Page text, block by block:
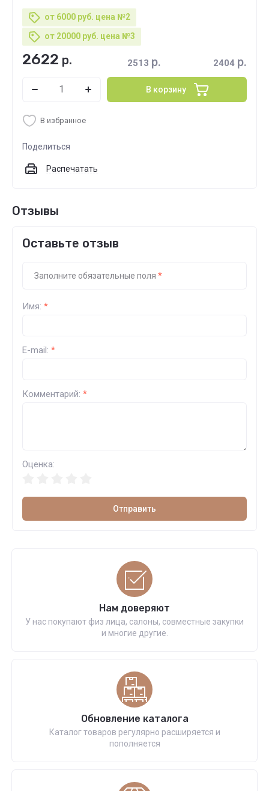
от 6000 руб. цена №2
от 20000 руб. цена №3
2622 р. 2513 р. 2404 р.
В корзину
В избранное
Поделиться
Распечатать
Отзывы
Оставьте отзыв
Заполните обязательные поля *
Имя: *
E-mail: *
Комментарий: *
Оценка:
Отправить
Нам доверяют
У нас покупают физ лица, салоны, совместные закупки
и многие другие.
Обновление каталога
Каталог товаров регулярно расширяется и
пополняется